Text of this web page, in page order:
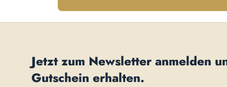
Jetzt zum Newsletter anmelden
Gutschein erhalten.